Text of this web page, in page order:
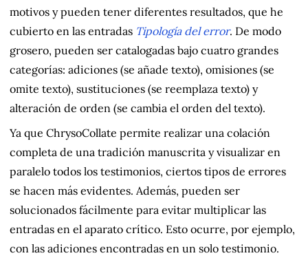
motivos y pueden tener diferentes resultados, que he
cubierto en las entradas Tipología del error. De modo
grosero, pueden ser catalogadas bajo cuatro grandes
categorías: adiciones (se añade texto), omisiones (se
omite texto), sustituciones (se reemplaza texto) y
alteración de orden (se cambia el orden del texto).
Ya que ChrysoCollate permite realizar una colación
completa de una tradición manuscrita y visualizar en
paralelo todos los testimonios, ciertos tipos de errores
se hacen más evidentes. Además, pueden ser
solucionados fácilmente para evitar multiplicar las
entradas en el aparato crítico. Esto ocurre, por ejemplo,
con las adiciones encontradas en un solo testimonio.